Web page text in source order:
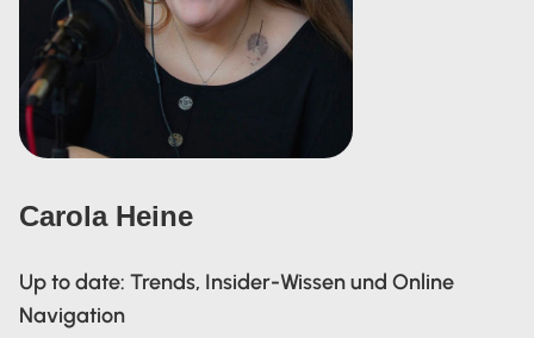
Carola Heine
Up to date: Trends, Insider-Wissen und Online
Navigation